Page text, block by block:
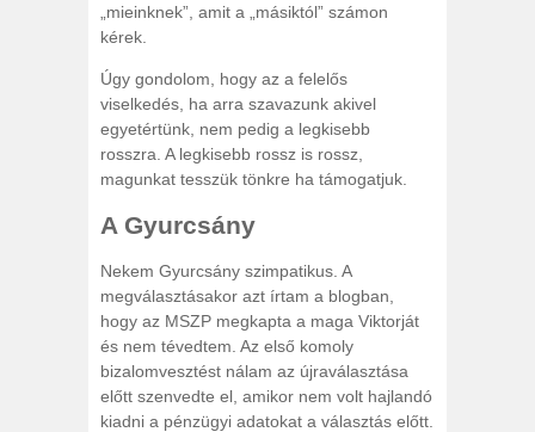
„mieinknek”, amit a „másiktól” számon
kérek.
Úgy gondolom, hogy az a felelős
viselkedés, ha arra szavazunk akivel
egyetértünk, nem pedig a legkisebb
rosszra. A legkisebb rossz is rossz,
magunkat tesszük tönkre ha támogatjuk.
A Gyurcsány
Nekem Gyurcsány szimpatikus. A
megválasztásakor azt írtam a blogban,
hogy az MSZP megkapta a maga Viktorját
és nem tévedtem. Az első komoly
bizalomvesztést nálam az újraválasztása
előtt szenvedte el, amikor nem volt hajlandó
kiadni a pénzügyi adatokat a választás előtt.